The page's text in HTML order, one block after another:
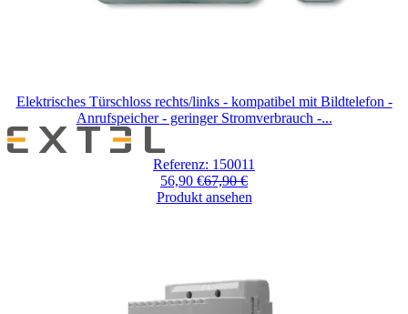
Elektrisches Türschloss rechts/links - kompatibel mit Bildtelefon -
Anrufspeicher - geringer Stromverbrauch -...
Referenz: 150011
56,90 €67,90 €
Produkt ansehen